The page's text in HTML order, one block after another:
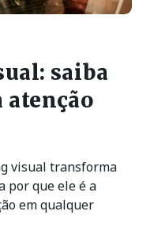
saiba
atenção
visual transforma
por que ele é a
em qualquer